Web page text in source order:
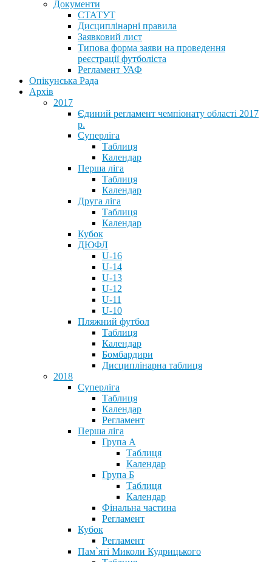
Документи
СТАТУТ
Дисциплінарні правила
Заявковий лист
Типова форма заяви на проведення
реєстрації футболіста
Регламент УАФ
Опікунська Рада
Архів
2017
Єдиний регламент чемпіонату області 2017
р.
Суперліга
Таблиця
Календар
Перша ліга
Таблиця
Календар
Друга ліга
Таблиця
Календар
Кубок
ДЮФЛ
U-16
U-14
U-13
U-12
U-11
U-10
Пляжний футбол
Таблиця
Календар
Бомбардири
Дисциплінарна таблиця
2018
Суперліга
Таблиця
Календар
Регламент
Перша ліга
Група А
Таблиця
Календар
Група Б
Таблиця
Календар
Фінальна частина
Регламент
Кубок
Регламент
Пам`яті Миколи Кудрицького